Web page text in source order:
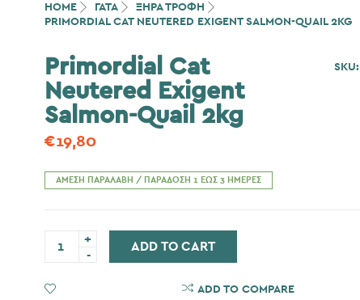
HOME ΓΆΤΑ
ΞΗΡΑ ΤΡΟΦΗ
PRIMORDIAL CAT NEUTERED EXIGENT SALMON-QUAIL 2KG
Primordial Cat
Neutered Exigent
Salmon-Quail 2kg
€19,80
SKU:
ΆΜΕΣΗ ΠΑΡΑΛΑΒΉ / ΠΑΡΆΔΟΣΗ 1 ΈΩΣ 3 ΗΜΈΡΕΣ
Primordial
Cat
Salmon-
ADD TO CART
ADD TO COMPARE